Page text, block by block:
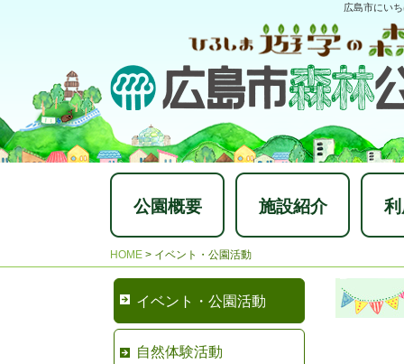
広島市にい
公園概要 施設紹介
HOME > イベント・公園活動
イベント・公園活動
自然体験活動